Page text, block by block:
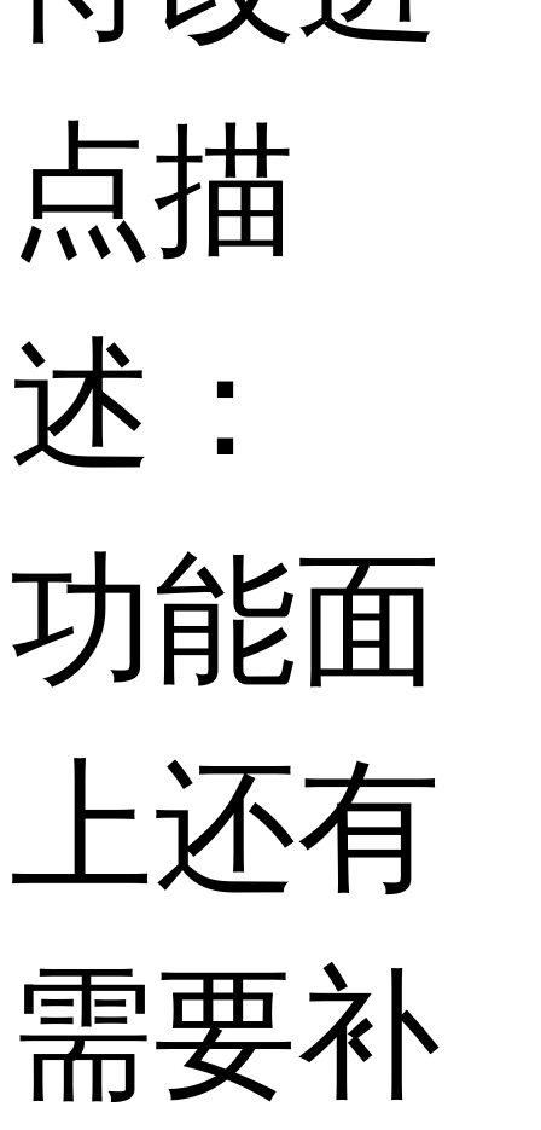
点描
述：
功能面
上还有
需要补